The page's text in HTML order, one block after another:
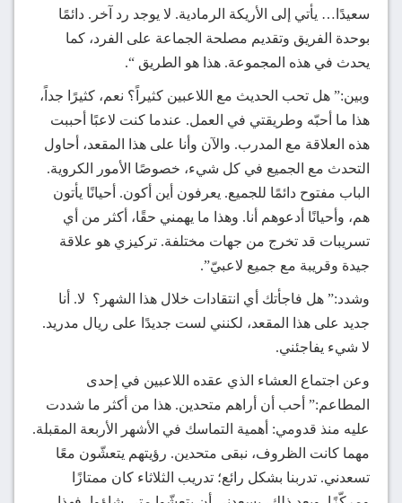
سعيدًا… يأتي إلى الأريكة الرمادية. لا يوجد رد آخر. دائمًا
بوحدة الفريق وتقديم مصلحة الجماعة على الفرد، كما
يحدث في هذه المجموعة. هذا هو الطريق “.
وبين:” هل تحب الحديث مع اللاعبين كثيراً؟ نعم، كثيرًا جداً،
هذا ما أحبّه وطريقتي في العمل. عندما كنت لاعبًا أحببت
هذه العلاقة مع المدرب. والآن وأنا على هذا المقعد، أحاول
التحدث مع الجميع في كل شيء، خصوصًا الأمور الكروية.
الباب مفتوح دائمًا للجميع. يعرفون أين أكون. أحيانًا يأتون
هم، وأحيانًا أدعوهم أنا. وهذا ما يهمني حقًا، أكثر من أي
تسريبات قد تخرج من جهات مختلفة. تركيزي هو علاقة
جيدة وقريبة مع جميع لاعبيّ”.
وشدد:” هل فاجأتك أي انتقادات خلال هذا الشهر؟ لا. أنا
جديد على هذا المقعد، لكنني لست جديدًا على ريال مدريد.
لا شيء يفاجئني.
وعن اجتماع العشاء الذي عقده اللاعبين في إحدى
المطاعم:” أحب أن أراهم متحدين. هذا من أكثر ما شددت
عليه منذ قدومي: أهمية التماسك في الأشهر الأربعة المقبلة.
مهما كانت الظروف، نبقى متحدين. رؤيتهم يتعشّون معًا
تسعدني. تدربنا بشكل رائع؛ تدريب الثلاثاء كان ممتازًا